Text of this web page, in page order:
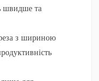
швидше та
з шириною